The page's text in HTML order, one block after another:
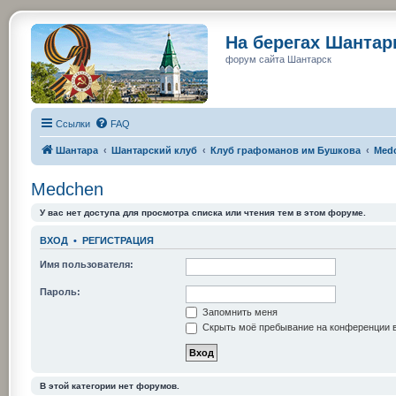
На берегах
форум сайта Шантарск
Ссылки FAQ
Шантара Шантарский клуб Клуб графоманов им Бушкова
Medchen
У вас нет доступа для просмотра списка или чтения тем в этом форуме.
ВХОД • РЕГИСТРАЦИЯ
Имя пользователя:
Пароль:
Запомнить меня
Скрыть моё пребывание на конференции
В этой категории нет форумов.